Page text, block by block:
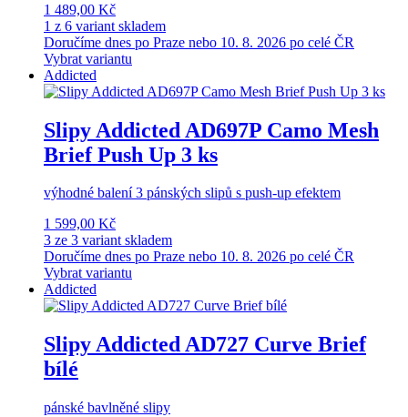
1 489,00 Kč
1 z 6 variant skladem
Doručíme dnes po Praze nebo 10. 8. 2026 po celé ČR
Vybrat variantu
Addicted
Slipy Addicted AD697P Camo Mesh
Brief Push Up 3 ks
výhodné balení 3 pánských slipů s push-up efektem
1 599,00 Kč
3 ze 3 variant skladem
Doručíme dnes po Praze nebo 10. 8. 2026 po celé ČR
Vybrat variantu
Addicted
Slipy Addicted AD727 Curve Brief
bílé
pánské bavlněné slipy